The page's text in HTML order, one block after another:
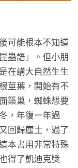
可能根本不知道
蟲語」。但小朋
在講大自然生生
莖葉，開始有不
築巢，蜘蛛想要
，年復一年過
回歸塵土，過了
本書用非常特殊
得了凱迪克獎